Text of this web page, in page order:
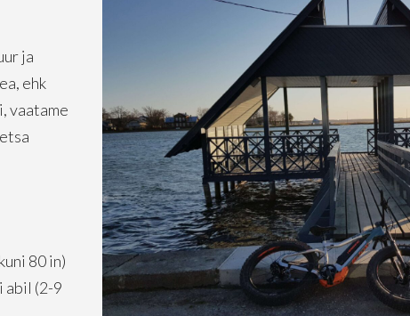
ja
ehk
vaatame
80 in)
abil (2-9